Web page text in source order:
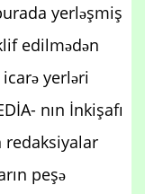
yerləşmiş
edilmədən
yerləri
nın İnkişafı
redaksiyalar
peşə